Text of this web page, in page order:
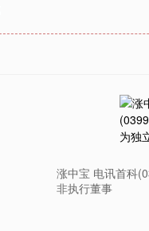
涨中宝 电讯首科
非执行董事